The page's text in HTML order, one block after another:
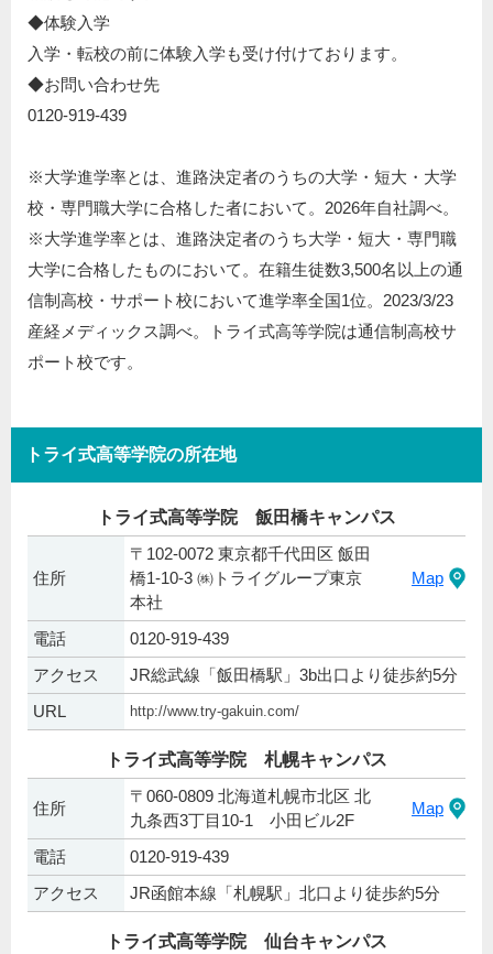
◆体験入学​
入学・転校の前に体験入学も受け付けております。​
◆お問い合わせ先​
0120-919-439​
※大学進学率とは、進路決定者のうちの大学・短大・大学
校・専門職大学に合格した者において。2026年自社調べ。
※⼤学進学率とは、進路決定者のうち⼤学・短⼤・専⾨職
⼤学に合格したものにおいて。在籍⽣徒数3,500名以上の通
信制⾼校・サポート校において進学率全国1位。2023/3/23
産経メディックス調べ。トライ式⾼等学院は通信制⾼校サ
ポート校です。​
トライ式高等学院の所在地
トライ式高等学院 飯田橋キャンパス
住所
〒102-0072 東京都千代田区 飯田
橋1-10-3 ㈱トライグループ東京
本社
Map
電話
0120-919-439
アクセス
JR総武線「飯田橋駅」3b出口より徒歩約5分
URL
http://www.try-gakuin.com/
トライ式高等学院 札幌キャンパス
住所
〒060-0809 北海道札幌市北区 北
九条西3丁目10-1 小田ビル2F
Map
電話
0120-919-439
アクセス
JR函館本線「札幌駅」北口より徒歩約5分
トライ式高等学院 仙台キャンパス